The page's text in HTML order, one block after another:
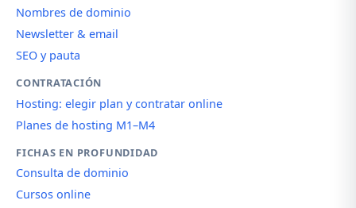
Nombres de dominio
Newsletter & email
SEO y pauta
CONTRATACIÓN
Hosting: elegir plan y contratar online
Planes de hosting M1–M4
FICHAS EN PROFUNDIDAD
Consulta de dominio
Cursos online